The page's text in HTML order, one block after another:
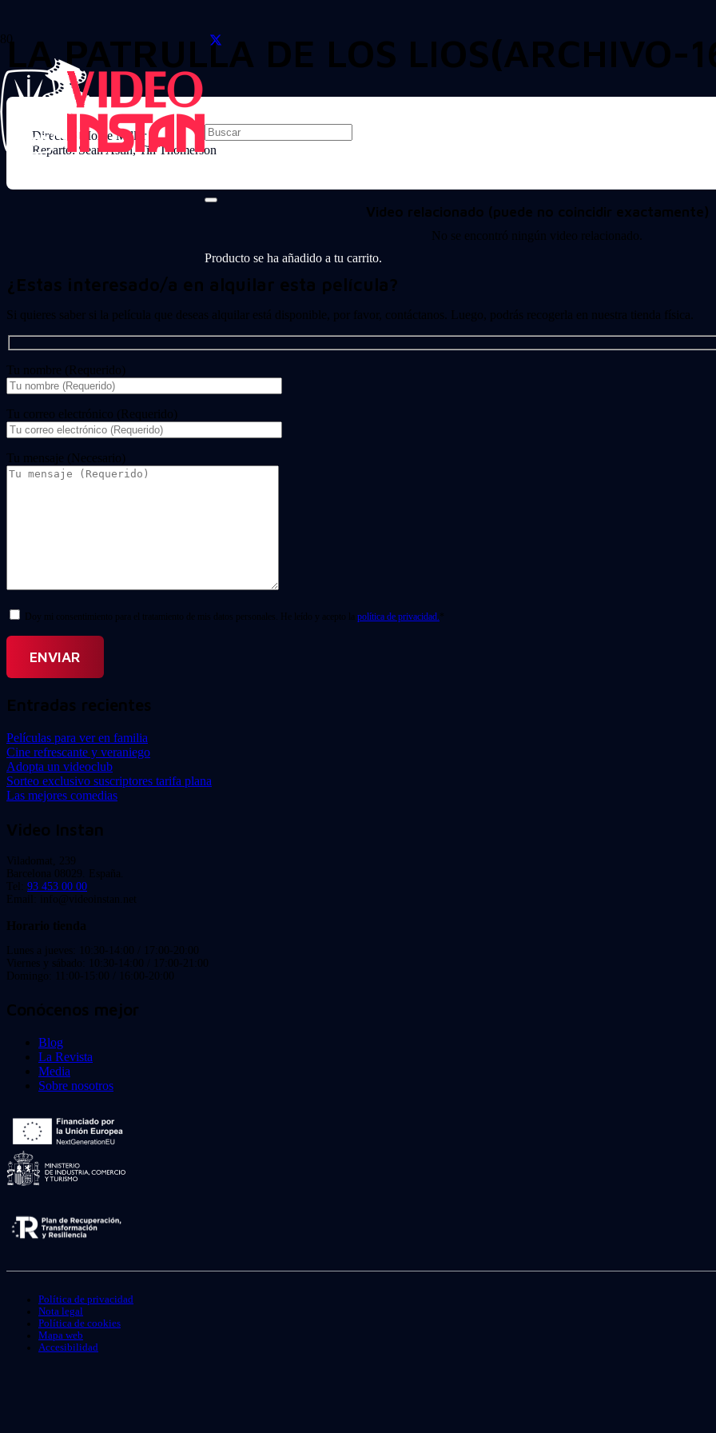
Producto se ha añadido a tu carrito.
LA PATRULLA DE LOS LIOS(ARCHIVO-
Director: Mollie Miller
Reparto: Sean Astin, Tin Thomerson
Video relacionado (puede no coincidir exactamente)
No se encontró ningún video relacionado.
¿Estas interesado/a en alquilar esta película?
Si quieres saber si la película que deseas alquilar está disponible, por favor, contáctanos. Luego, podrás recogerla en nuestra tienda física.
Tu nombre (Requerido)
Tu correo electrónico (Requerido)
Tu mensaje (Necesario)
Doy mi consentimiento para el tratamiento de mis datos personales. He leído y acepto la política de privacidad. *
Entradas recientes
Películas para ver en familia
Cine refrescante y veraniego
Adopta un videoclub
Sorteo exclusivo suscriptores tarifa plana
Las mejores comedias
Video Instan
Viladomat, 239
Barcelona 08029. España.
Tel: 93 453 00 00
Email: info@videoinstan.net
Horario tienda
Lunes a jueves: 10:30-14:00 / 17:00-20:00
Viernes y sábado: 10:30-14:00 / 17:00-21:00
Domingo: 11:00-15:00 / 16:00-20:00
Conócenos mejor
Blog
La Revista
Media
Sobre nosotros
Política de privacidad
Nota legal
Política de cookies
Mapa web
Accesibilidad